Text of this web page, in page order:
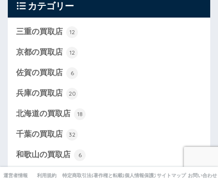
カテゴリー
三重の買取店 12
京都の買取店 12
佐賀の買取店 6
兵庫の買取店 20
北海道の買取店 18
千葉の買取店 32
和歌山の買取店 6
埼玉の買取店 41
運営者情報 利用規約 特定商取引法に基づく表記
著作権と転載について個人情報保護方針サイトマップ お問い合わせ